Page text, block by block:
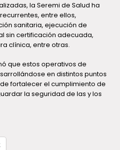
la Seremi de Salud ha
entre ellos,
sanitaria, ejecución de
sin certificación adecuada,
clínica, entre otras.
que estos operativos de
en distintos puntos
fortalecer el cumplimiento de
la seguridad de las y los